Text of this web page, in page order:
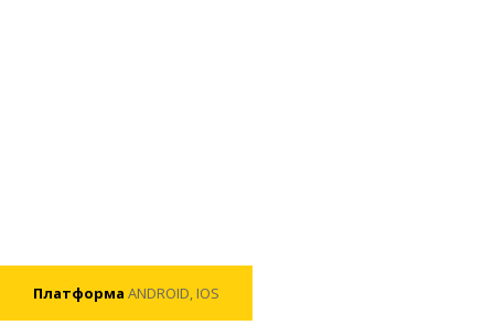
Платформа ANDROID, IOS